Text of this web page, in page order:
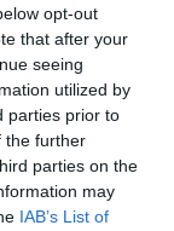
opt-out
that after your
seeing
utilized by
parties prior to
the further
parties on the
may
IAB’s List of
à son